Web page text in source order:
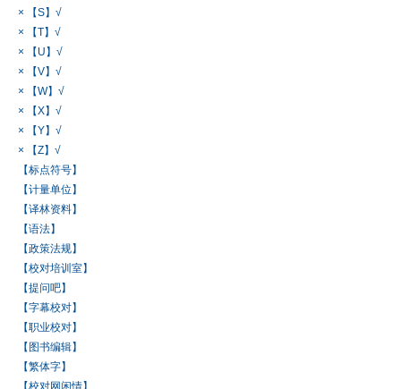
× 【S】√
× 【T】√
× 【U】√
× 【V】√
× 【W】√
× 【X】√
× 【Y】√
× 【Z】√
【标点符号】
【计量单位】
【译林资料】
【语法】
【政策法规】
【校对培训室】
【提问吧】
【字幕校对】
【职业校对】
【图书编辑】
【繁体字】
【校对网闲情】